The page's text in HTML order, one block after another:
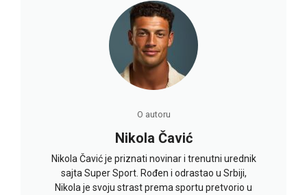
O autoru
Nikola Čavić
Nikola Čavić je priznati novinar i trenutni urednik
sajta Super Sport. Rođen i odrastao u Srbiji,
Nikola je svoju strast prema sportu pretvorio u